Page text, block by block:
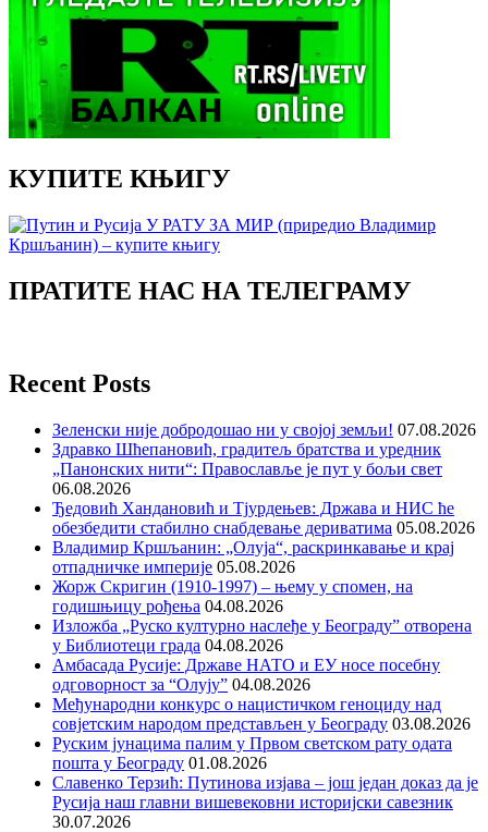
КУПИТЕ КЊИГУ
ПРАТИТЕ НАС НА ТЕЛЕГРАМУ
Recent Posts
Зеленски није добродошао ни у својој земљи! 07.08.2026
Здравко Шћепановић, градитељ братства и уредник
„Панонских нити“: Православље је пут у бољи свет
06.08.2026
Ђедовић Хандановић и Тјурдењев: Држава и НИС ће
обезбедити стабилно снабдевање дериватима 05.08.2026
Владимир Кршљанин: „Олуја“, раскринкавање и крај
отпадничке империје 05.08.2026
Жорж Скригин (1910-1997) – њему у спомен, на
годишњицу рођења 04.08.2026
Изложба „Руско културно наслеђе у Београду” отворена
у Библиотеци града 04.08.2026
Амбасада Русије: Државе НАТО и ЕУ носе посебну
одговорност за “Олују” 04.08.2026
Међународни конкурс о нацистичком геноциду над
совјетским народом представљен у Београду 03.08.2026
Руским јунацима палим у Првом светском рату одата
пошта у Београду 01.08.2026
Славенко Терзић: Путинова изјава – још један доказ да је
Русија наш главни вишевековни историјски савезник
30.07.2026